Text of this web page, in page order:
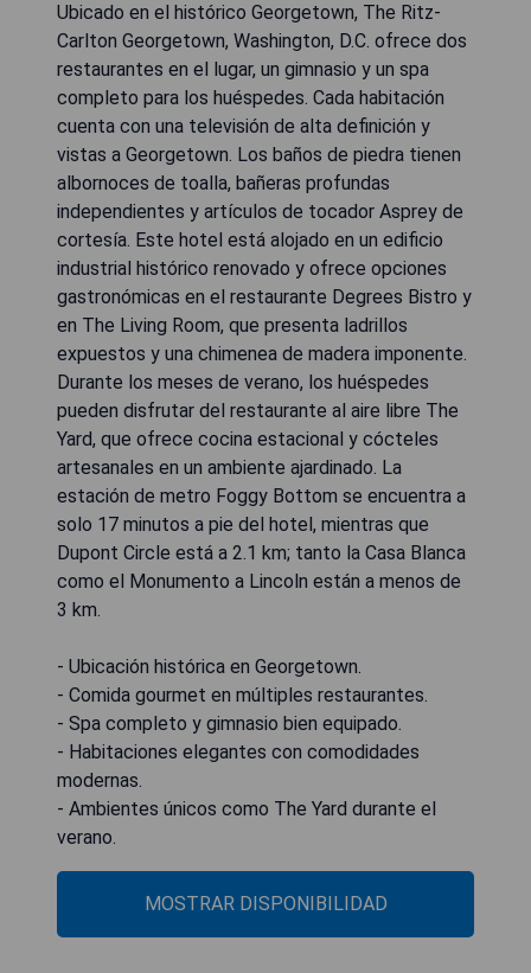
Ubicado en el histórico Georgetown, The Ritz-
Carlton Georgetown, Washington, D.C. ofrece dos
restaurantes en el lugar, un gimnasio y un spa
completo para los huéspedes. Cada habitación
cuenta con una televisión de alta definición y
vistas a Georgetown. Los baños de piedra tienen
albornoces de toalla, bañeras profundas
independientes y artículos de tocador Asprey de
cortesía. Este hotel está alojado en un edificio
industrial histórico renovado y ofrece opciones
gastronómicas en el restaurante Degrees Bistro y
en The Living Room, que presenta ladrillos
expuestos y una chimenea de madera imponente.
Durante los meses de verano, los huéspedes
pueden disfrutar del restaurante al aire libre The
Yard, que ofrece cocina estacional y cócteles
artesanales en un ambiente ajardinado. La
estación de metro Foggy Bottom se encuentra a
solo 17 minutos a pie del hotel, mientras que
Dupont Circle está a 2.1 km; tanto la Casa Blanca
como el Monumento a Lincoln están a menos de
3 km.
- Ubicación histórica en Georgetown.
- Comida gourmet en múltiples restaurantes.
- Spa completo y gimnasio bien equipado.
- Habitaciones elegantes con comodidades
modernas.
- Ambientes únicos como The Yard durante el
verano.
MOSTRAR DISPONIBILIDAD